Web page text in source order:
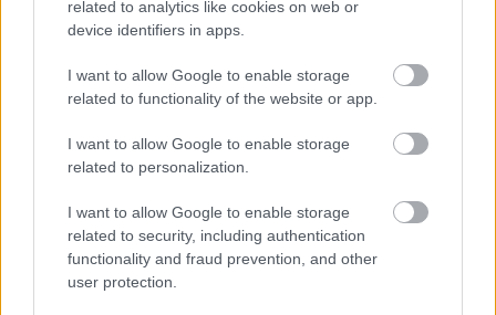
related to analytics like cookies on web or
device identifiers in apps.
I want to allow Google to enable storage
related to functionality of the website or app.
I want to allow Google to enable storage
related to personalization.
I want to allow Google to enable storage
related to security, including authentication
functionality and fraud prevention, and other
user protection.
cucc. Itt mindennek vége. Mindannyiunkkal volt már
üzenete.
mert eredetileg teljesen más világból indultunk vele,
mint ahová végül érkeztünk. Az eredeti változatban
hogy jó a dal, és a közönség is szereti, a
megszólalását kicsit avíttasnak éreztük. Az összkép
érdekében elkezdtünk kiszedni belőle dolgokat,
gyakorlatilag újrahangszereltük a saját dalunkat.